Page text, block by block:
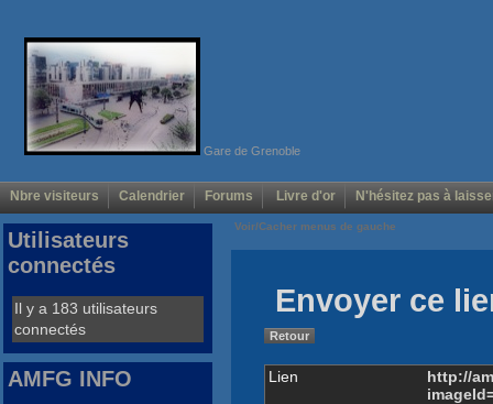
Gare de Grenoble
Nbre visiteurs Calendrier Forums Livre d'or N'hésitez pas à
Voir/Cacher menus de gauche
Envoyer ce
Retour
Lien
http://
Utilisateurs
connectés
Il y a 183 utilisateurs
connectés
AMFG INFO